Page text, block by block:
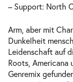
– Support: North
Arm, aber mit
Dunkelheit
Leidenschaft auf
Roots, Americana
Genremix